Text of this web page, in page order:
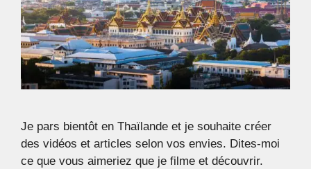
Je pars bientôt en Thaïlande et je souhaite créer
des vidéos et articles selon vos envies. Dites-moi
ce que vous aimeriez que je filme et découvrir.